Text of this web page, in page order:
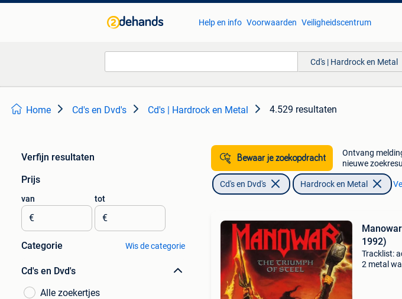
Help en info Voorwaarden Veiligheidscentrum
Cd's | Hardrock en Metal
Home Cd's en Dvd's Cd's | Hardrock en Metal 4.529 resultaten
Verfijn resultaten
Prijs
van
€
tot
€
Categorie Wis de categorie
Cd's en Dvd's
Alle zoekertjes
Bewaar je zoekopdracht
Ontvang
nieuwe
Cd's en Dvd's Hardrock en Metal
1992)
Tracklist:
2 metal